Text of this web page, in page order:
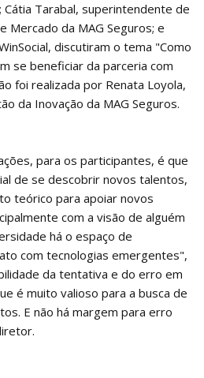
Cátia Tarabal, superintendente de
Mercado da MAG Seguros; e
discutiram o tema "Como
se beneficiar da parceria com
foi realizada por Renata Loyola,
da Inovação da MAG Seguros.
para os participantes, é que
de se descobrir novos talentos,
teórico para apoiar novos
com a visão de alguém
há o espaço de
com tecnologias emergentes",
da tentativa e do erro em
é muito valioso para a busca de
E não há margem para erro